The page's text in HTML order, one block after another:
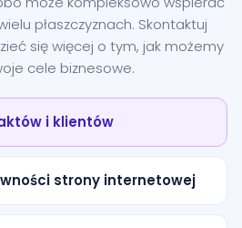
płaszczyznach. Skontaktuj
się więcej o tym, jak możemy
cele biznesowe.
i klientów
strony internetowej